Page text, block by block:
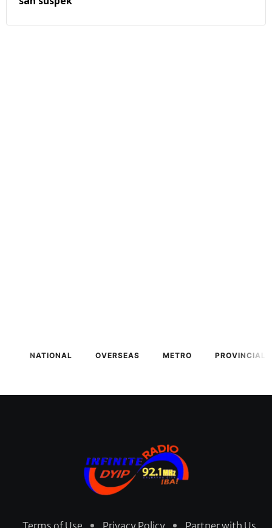
NATIONAL OVERSEAS METRO PROVINCIAL
Terms of Use Privacy Policy Partner with Us